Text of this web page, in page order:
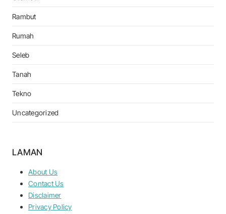
Rambut
Rumah
Seleb
Tanah
Tekno
Uncategorized
LAMAN
About Us
Contact Us
Disclaimer
Privacy Policy